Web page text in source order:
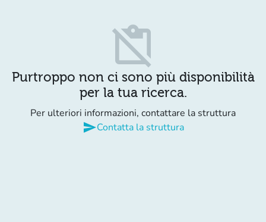
content_paste_off
Purtroppo non ci sono più disponibilità
per la tua ricerca.
Per ulteriori informazioni, contattare la struttura
sendContatta la struttura